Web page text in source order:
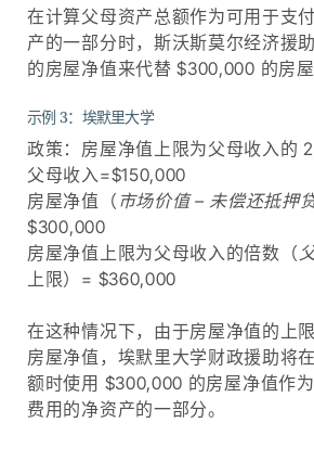
在计算父母资产总额作为可用于支
产的一部分时，斯沃斯莫尔经济援
的房屋净值来代替 $300,000 的房屋
示例 3：埃默里大学
政策：房屋净值上限为父母收入的
父母收入=$150,000
房屋净值（ 市场价值 – 未偿还抵押
$300,000
房屋净值上限为父母收入的倍数（
上限）= $360,000
在这种情况下，由于房屋净值的上
房屋净值，埃默里大学财政援助将
额时使用 $300,000 的房屋净值作
费用的净资产的一部分。